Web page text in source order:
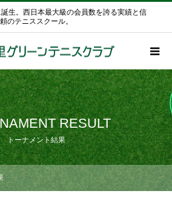
生。西日本最大級の会員数を誇る実績と信
頼のテニススクール。
RESULT
トーナメント結果